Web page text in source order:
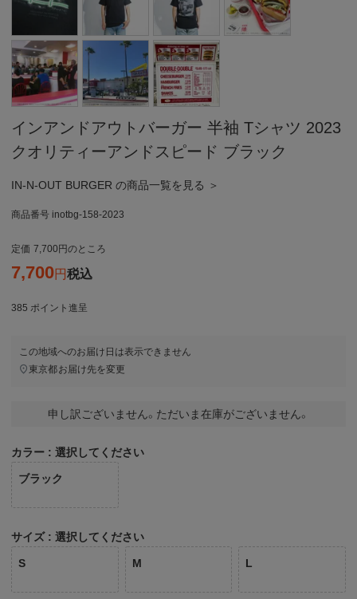
インアンドアウトバーガー 半袖 Tシャツ 2023
クオリティーアンドスピード ブラック
IN-N-OUT BURGER の商品一覧を見る ＞
商品番号 inotbg-158-2023
定価 7,700 のところ
7,700 税込
385 ポイント進呈
この地域へのお届け日は表示できません
東京都お届け先を変更
申し訳ございません。ただいま在庫がございません。
カラー 選択してください
ブラック
サイズ 選択してください
S M L